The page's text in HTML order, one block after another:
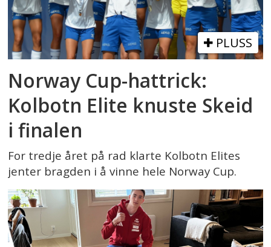
PLUSS
Norway Cup-hattrick:
Kolbotn Elite knuste Skeid
i finalen
For tredje året på rad klarte Kolbotn Elites
jenter bragden i å vinne hele Norway Cup.